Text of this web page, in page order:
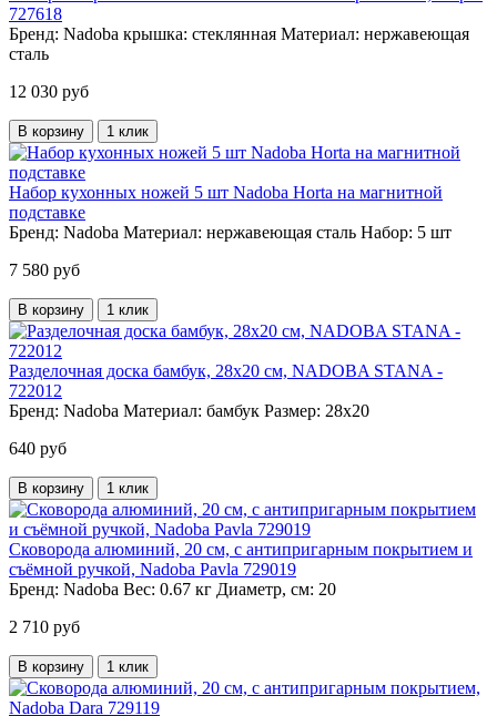
727618
Бренд: Nadoba крышка: стеклянная Материал: нержавеющая
сталь
12 030 руб
В корзину 1 клик
Набор кухонных ножей 5 шт Nadoba Horta на магнитной
подставке
Бренд: Nadoba Материал: нержавеющая сталь Набор: 5 шт
7 580 руб
В корзину 1 клик
Разделочная доска бамбук, 28х20 см, NADOBA STANA -
722012
Бренд: Nadoba Материал: бамбук Размер: 28х20
640 руб
В корзину 1 клик
Сковорода алюминий, 20 см, с антипригарным покрытием и
съёмной ручкой, Nadoba Pavla 729019
Бренд: Nadoba Вес: 0.67 кг Диаметр, см: 20
2 710 руб
В корзину 1 клик